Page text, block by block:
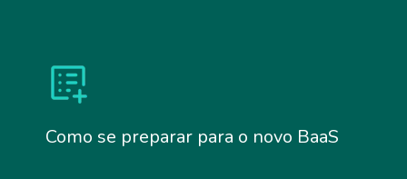
Como se preparar para o novo BaaS